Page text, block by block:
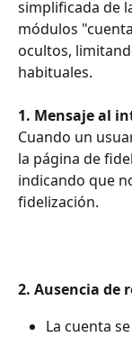
simplificada de
módulos
ocultos,
habituales.
1. Mensaje al
Cuando un
la página de
indicando que
fidelización.
2. Ausencia de
La cuenta